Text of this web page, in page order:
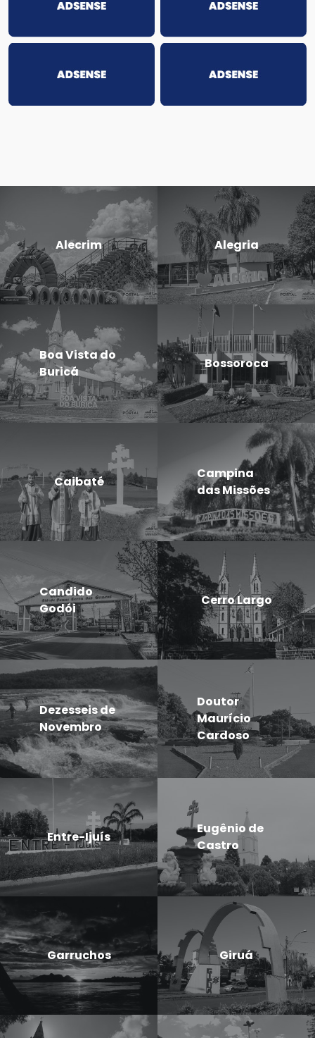
Alecrim Alegria
Boa Vista do
Buricá
Bossoroca
Caibaté
Campina
das Missões
Candido
Godói
Cerro Largo
Dezesseis de
Novembro
Doutor
Maurício
Cardoso
Entre-Ijuís
Eugênio de
Castro
Garruchos Giruá